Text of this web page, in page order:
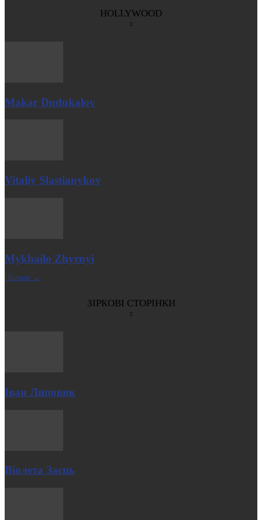
HOLLYWOOD
Makar Dudukalov
Vitaliy Slastianykov
Mykhailo Zhyrnyi
| Більше →
ЗІРКОВІ СТОРІНКИ
Іван Липовик
Віолета Заєць